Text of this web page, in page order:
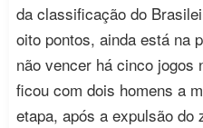
da classificação do
oito pontos, ainda está na
não vencer há cinco jogos
ficou com dois homens a
etapa, após a expulsão do